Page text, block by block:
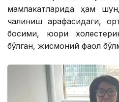
мамлакатларида ҳам
чалиниш арафасидаги,
босими, юқори
бўлган, жисмоний фаол